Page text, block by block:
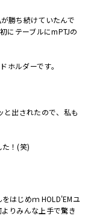
勝ち続けていたんで
にテーブルにmPTJの
ホルダーです。
と出されたので、私も
！(笑)
はじめｍ HOLD'EMユ
りみんな上手で驚き